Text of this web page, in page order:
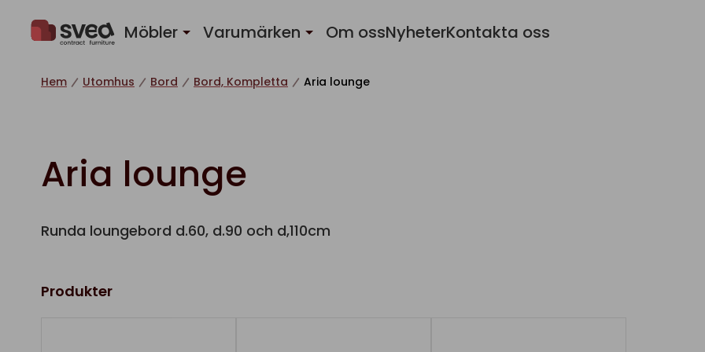
Möbler Varumärken Om ossNyheterKontakta oss
Hem Utomhus Bord Bord, Kompletta Aria lounge
Aria lounge
Runda loungebord d.60, d.90 och d,110cm
Produkter